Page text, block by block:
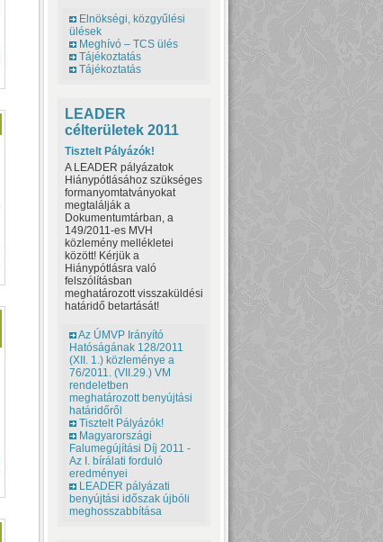
Elnökségi, közgyűlési
ülések
Meghívó – TCS ülés
Tájékoztatás
Tájékoztatás
LEADER
célterületek 2011
Tisztelt Pályázók!
A LEADER pályázatok
Hiánypótlásához szükséges
formanyomtatványokat
megtalálják a
Dokumentumtárban, a
149/2011-es MVH
közlemény mellékletei
között! Kérjük a
Hiánypótlásra való
felszólításban
meghatározott visszaküldési
határidő betartását!
Az ÚMVP Irányító
Hatóságának 128/2011
(XII. 1.) közleménye a
76/2011. (VII.29.) VM
rendeletben
meghatározott benyújtási
határidőről
Tisztelt Pályázók!
Magyarországi
Falumegújítási Díj 2011 -
Az I. bírálati forduló
eredményei
LEADER pályázati
benyújtási időszak újbóli
meghosszabbítása